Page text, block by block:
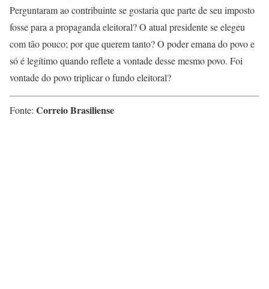
Perguntaram ao contribuinte se gostaria que parte de seu imposto
fosse para a propaganda eleitoral? O atual presidente se elegeu
com tão pouco; por que querem tanto? O poder emana do povo e
só é legítimo quando reflete a vontade desse mesmo povo. Foi
vontade do povo triplicar o fundo eleitoral?
Fonte: Correio Brasiliense